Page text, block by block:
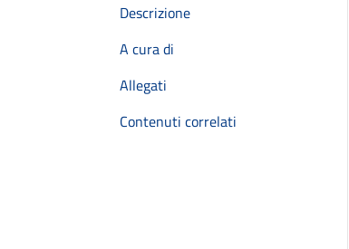
Descrizione
A cura di
Allegati
Contenuti correlati